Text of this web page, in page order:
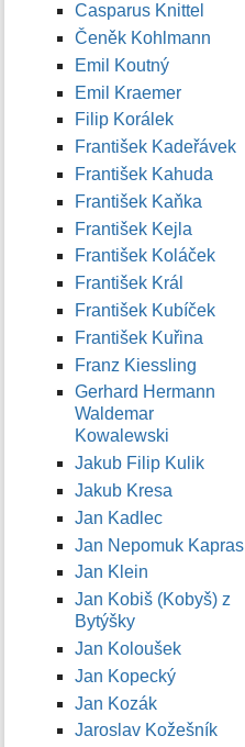
Casparus Knittel
Čeněk Kohlmann
Emil Koutný
Emil Kraemer
Filip Korálek
František Kadeřávek
František Kahuda
František Kaňka
František Kejla
František Koláček
František Král
František Kubíček
František Kuřina
Franz Kiessling
Gerhard Hermann
Waldemar
Kowalewski
Jakub Filip Kulik
Jakub Kresa
Jan Kadlec
Jan Nepomuk Kapras
Jan Klein
Jan Kobiš (Kobyš) z
Bytýšky
Jan Koloušek
Jan Kopecký
Jan Kozák
Jaroslav Kožešník